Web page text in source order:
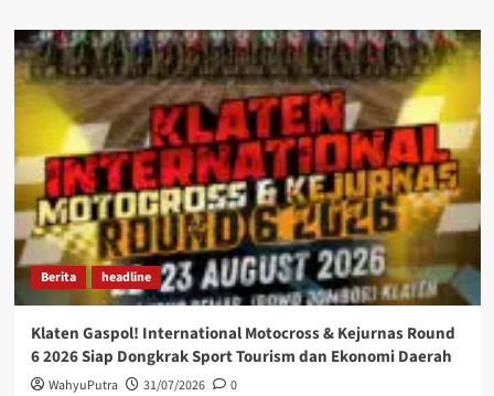
Berita headline
Klaten Gaspol! International Motocross & Kejurnas Round
6 2026 Siap Dongkrak Sport Tourism dan Ekonomi Daerah
WahyuPutra 31/07/2026 0